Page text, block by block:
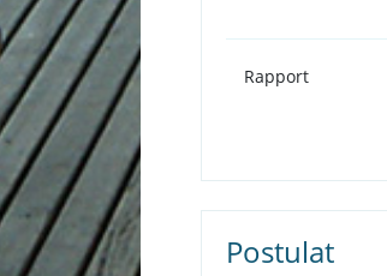
Rapport
Postulat